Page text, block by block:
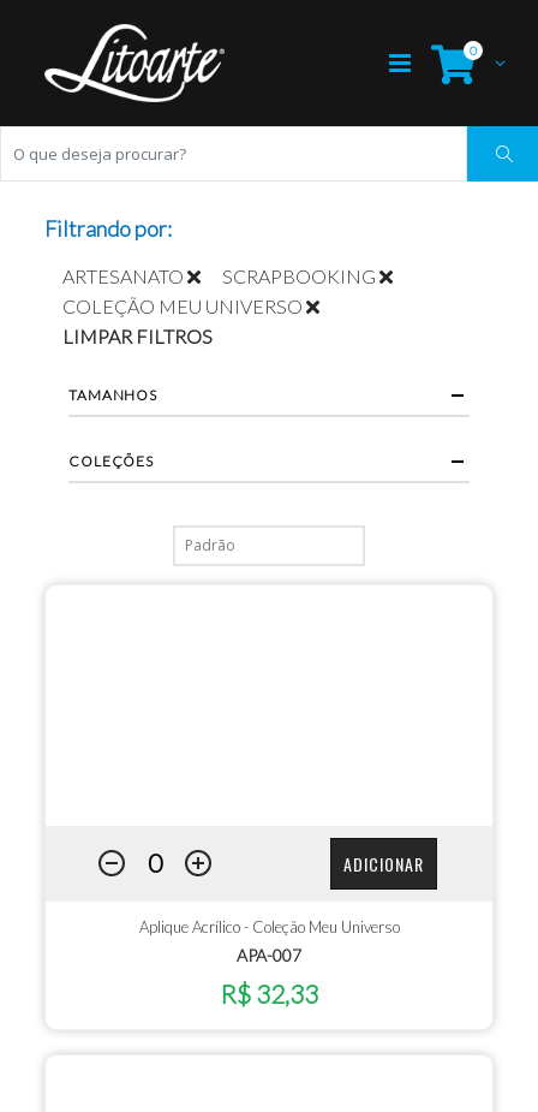
0
ADICIONAR
Aplique Acrílico - Coleção Meu Universo
APA-007
R$ 32,33
Filtrando por:
ARTESANATO
SCRAPBOOKING
COLEÇÃO MEU UNIVERSO
LIMPAR FILTROS
TAMANHOS
COLEÇÕES